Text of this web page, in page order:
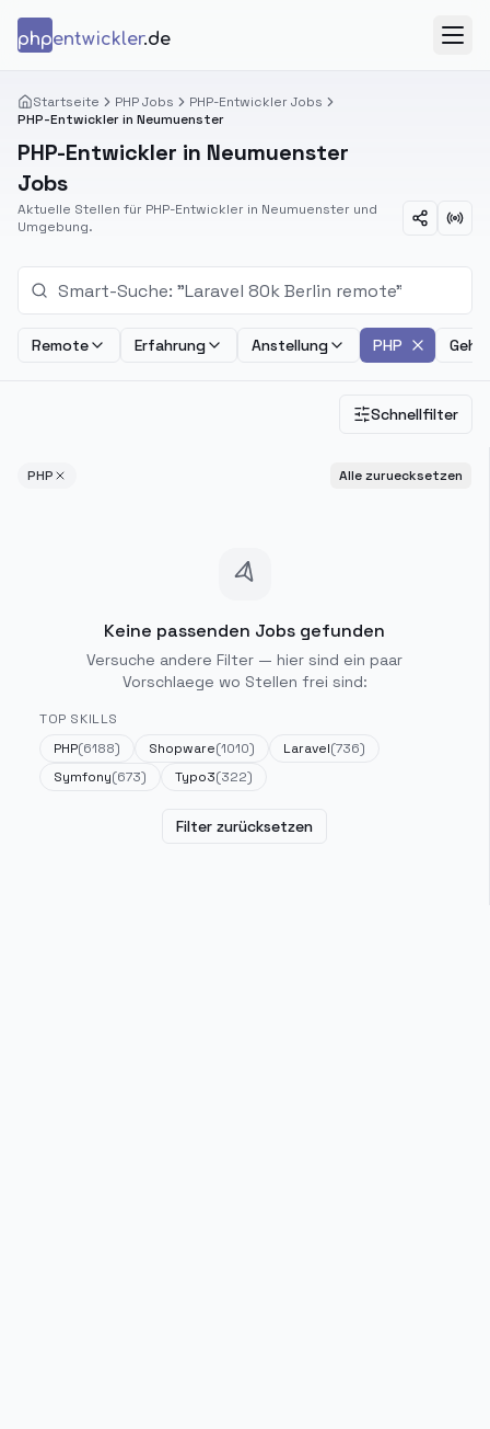
phpentwickler.de
Startseite PHP Jobs
PHP-Entwickler Jobs
PHP-Entwickler in Neumuenster
PHP-Entwickler in Neumuenster
Jobs
Aktuelle Stellen für PHP-Entwickler in Neumuenster und
Umgebung.
Remote Erfahrung Anstellung PHP
Schnellfilter
PHP Alle zuruecksetzen
Keine passenden Jobs gefunden
Versuche andere Filter — hier sind ein paar
Vorschlaege wo Stellen frei sind:
TOP SKILLS
PHP(6188) Shopware(1010) Laravel(736)
Symfony(673) Typo3(322)
Filter zurücksetzen